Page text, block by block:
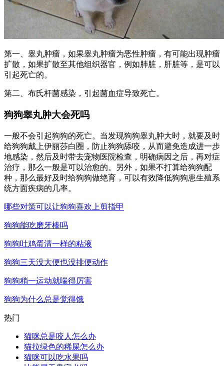
第一、睾丸肿瘤，如果睾丸肿瘤为恶性肿瘤，有可能出现肿瘤
扩散，如果扩散至其他组织器官，例如肺脏，肝脏等，是可以
引起死亡的。
第二、布氏杆菌感染，引起菌血症导致死亡。
狗狗睾丸肿大会死吗
一般不会引起狗狗的死亡。当发现狗狗睾丸肿大时，就要及时
给狗狗戴上伊丽莎白圈，防止狗狗舔咬，从而避免造成进一步
地感染，然后及时带去宠物医院检查，明确病因之后，再对症
治疗，那么一般是可以治愈的。另外，如果不打算给狗狗配
种，那么最好及时给狗狗做绝育，可以有效降低狗狗患生殖系
统方面疾病的几率。
哪些对策可以让狗狗喜欢上剪指甲
狗狗能吃磨牙棒吗
狗狗吐鸡蛋清一样的粘液
狗狗三天没大便也没排便动作
狗狗稍一运动就喘得厉害
狗狗为什么总是觉得饿
热门
猫咪总是咬人怎么办
猫拉绿色的稀屎怎么办
猫咪可以吃水果吗